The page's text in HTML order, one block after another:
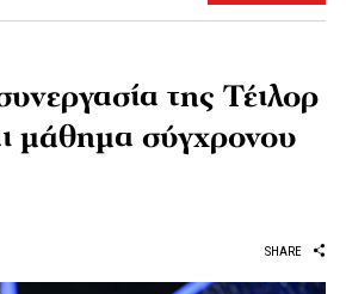
της Τέιλορ
μάθημα σύγχρονου
SHARE